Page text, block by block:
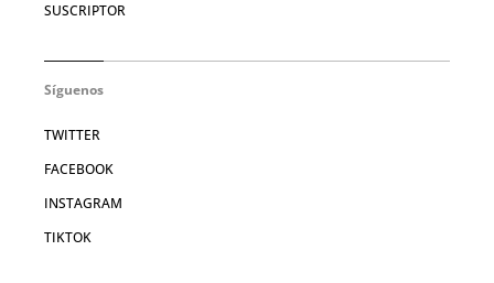
SUSCRIPTOR
Síguenos
TWITTER
FACEBOOK
INSTAGRAM
TIKTOK